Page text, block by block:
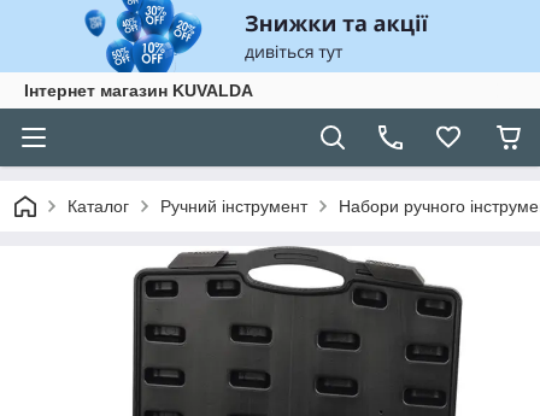
Інтернет магазин KUVALDA
Каталог Ручний інструмент Набори ручного